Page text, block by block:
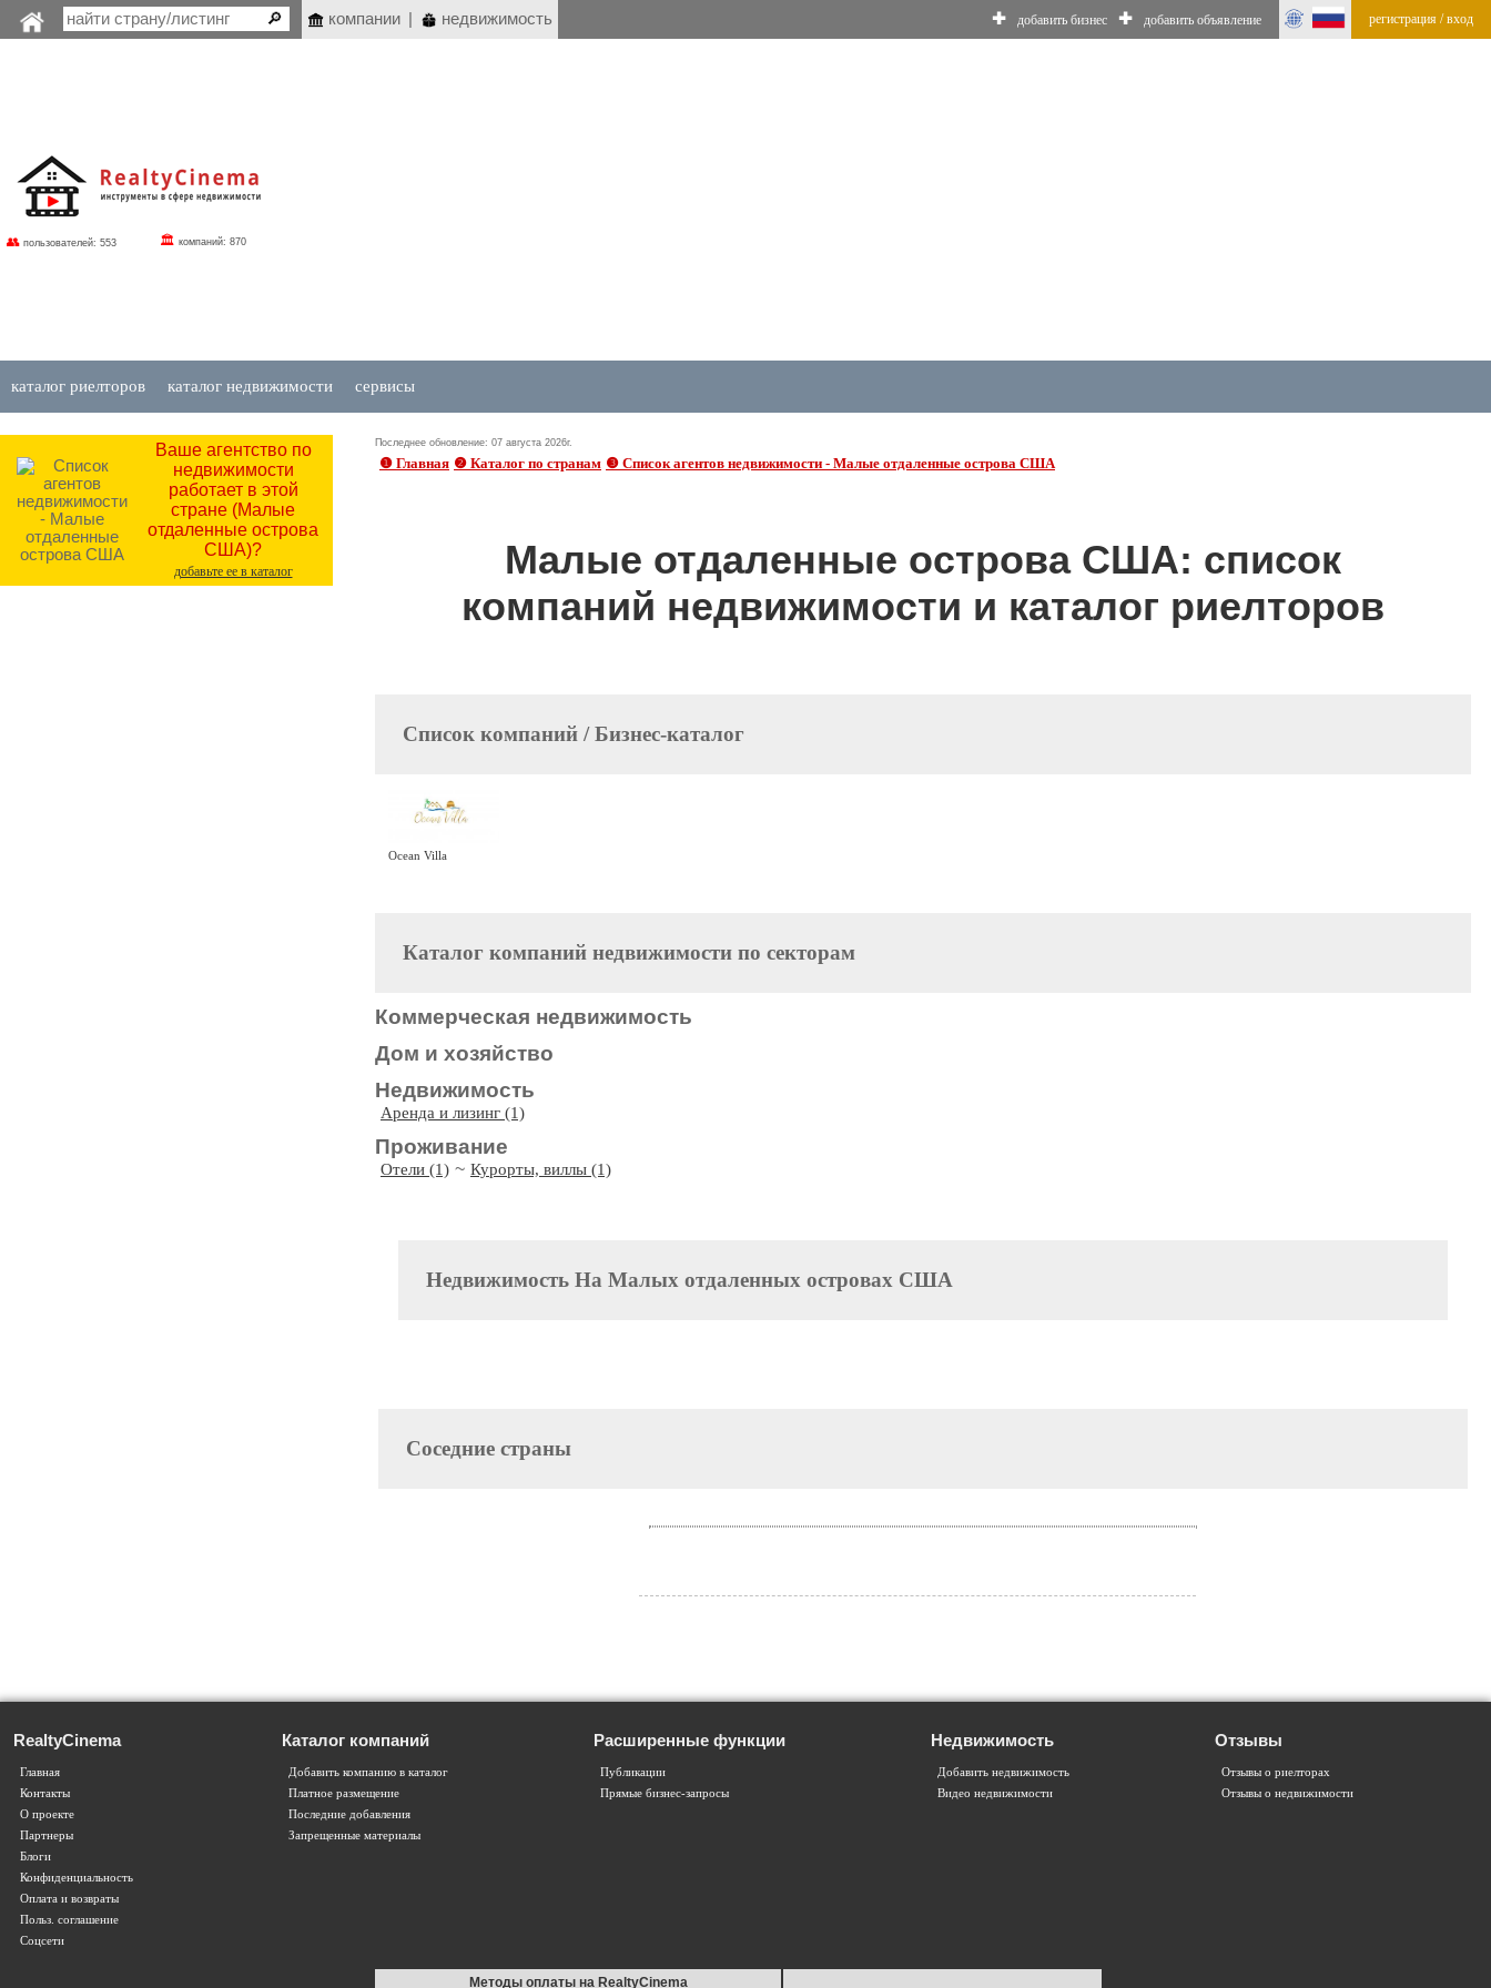
компании недвижимость ✚ добавить бизнес ✚ добавить объявление регистрация / вход
👥 пользователей: 553 🏛 компаний: 870
каталог риелторов каталог недвижимости сервисы
Ваше агентство по
недвижимости
работает в этой
стране (Малые
отдаленные острова
США)?
добавьте ее в каталог
Последнее обновление: 07 августа 2026г.
❶ Главная ❷ Каталог по странам ❸ Cписок агентов недвижимости - Малые отдаленные острова США
Малые отдаленные острова США: список
компаний недвижимости и каталог риелторов
Cписок компаний / Бизнес-каталог
Ocean Villa
Каталог компаний недвижимости по секторам
Коммерческая недвижимость
Дом и хозяйство
Недвижимость
Аренда и лизинг (1)
Проживание
Отели (1) ~ Курорты, виллы (1)
Недвижимость На Малых отдаленных островах США
Соседние страны
RealtyCinema
Главная
Контакты
О проекте
Партнеры
Блоги
Конфиденциальность
Оплата и возвраты
Польз. соглашение
Соцсети
Каталог компаний
Добавить компанию в каталог
Платное размещение
Последние добавления
Запрещенные материалы
Расширенные функции
Публикации
Прямые бизнес-запросы
Недвижимость
Добавить недвижимость
Видео недвижимости
Отзывы
Отзывы о риелторах
Отзывы о недвижимости
Методы оплаты на RealtyCinema